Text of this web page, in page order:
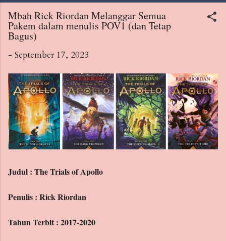
Mbah Rick Riordan Melanggar Semua
Pakem dalam menulis POV1 (dan Tetap
Bagus)
- September 17, 2023
Judul : The Trials of Apollo
Penulis : Rick Riordan
Tahun Terbit : 2017-2020
Archive
Labels